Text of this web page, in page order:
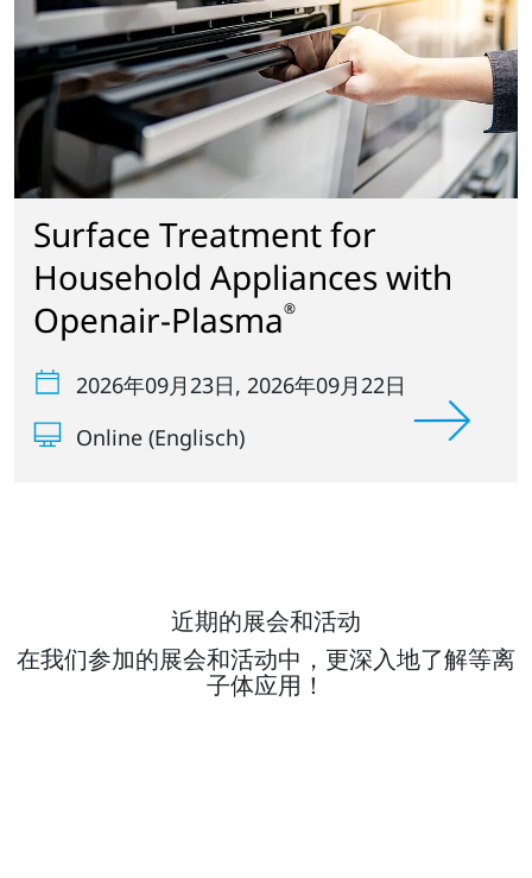
Surface Treatment for
Household Appliances with
Openair-Plasma®
2026年09月23日 , 2026年09月22日
Online (Englisch)
近期的展会和活动
在我们参加的展会和活动中，更深入地了解等离
子体应用！